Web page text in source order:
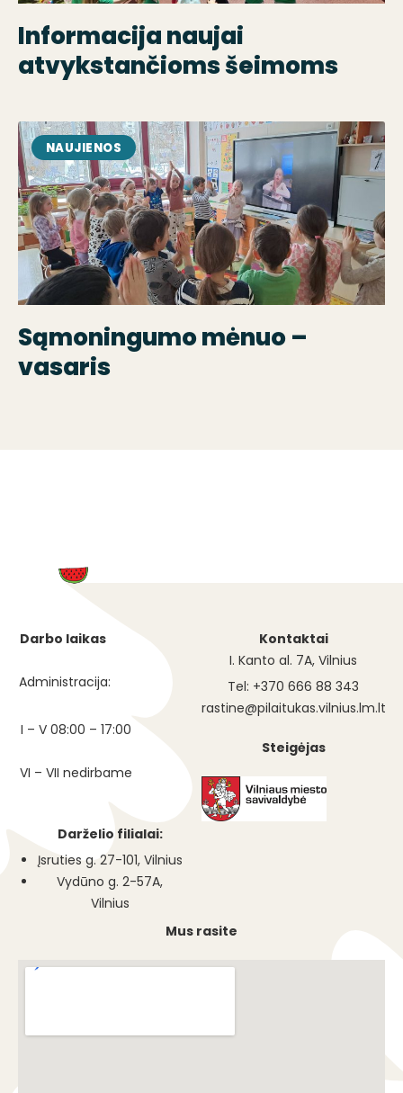
Informacija naujai
atvykstančioms šeimoms
NAUJIENOS
Sąmoningumo mėnuo –
vasaris
Darbo laikas
Administracija:
I – V 08:00 – 17:00
VI – VII nedirbame
Darželio filialai:
Įsruties g. 27-101, Vilnius
Vydūno g. 2-57A,
Vilnius
Kontaktai
I. Kanto al. 7A, Vilnius
Tel: +370 666 88 343
rastine@pilaitukas.vilnius.lm.lt
Steigėjas
Mus rasite